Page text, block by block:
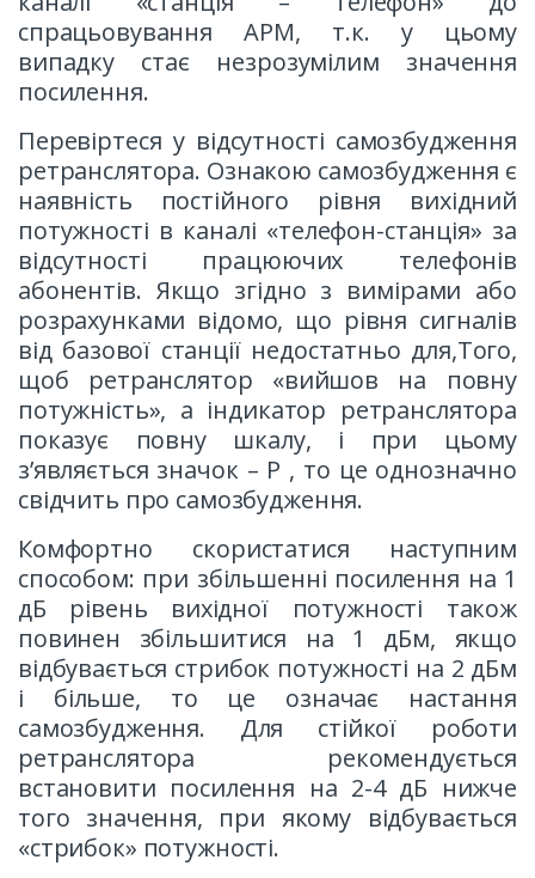
спрацьовування АРМ, т.к. у цьому
випадку стає незрозумілим значення
посилення.
Перевіртеся у відсутності самозбудження
ретранслятора. Ознакою самозбудження є
наявність постійного рівня вихідний
потужності в каналі «телефон-станція» за
відсутності працюючих телефонів
абонентів. Якщо згідно з вимірами або
розрахунками відомо, що рівня сигналів
від базової станції недостатньо для,Того,
щоб ретранслятор «вийшов на повну
потужність», а індикатор ретранслятора
показує повну шкалу, і при цьому
з’являється значок – Р , то це однозначно
свідчить про самозбудження.
Комфортно скористатися наступним
способом: при збільшенні посилення на 1
дБ рівень вихідної потужності також
повинен збільшитися на 1 дБм, якщо
відбувається стрибок потужності на 2 дБм
і більше, то це означає настання
самозбудження. Для стійкої роботи
ретранслятора рекомендується
встановити посилення на 2-4 дБ нижче
того значення, при якому відбувається
«стрибок» потужності.